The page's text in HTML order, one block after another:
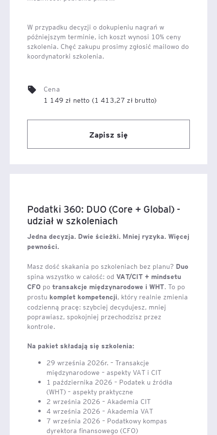
W przypadku decyzji o dokupieniu nagrań w
późniejszym terminie, ich koszt wynosi 10% ceny
szkolenia. Chęć zakupu prosimy zgłosić mailowo do
koordynatorki szkolenia.
Cena
1 149 zł netto (1 413,27 zł brutto)
Zapisz się
Podatki 360: DUO (Core + Global) -
udział w szkoleniach
Jedna decyzja. Dwie ścieżki. Mniej ryzyka. Więcej
pewności.
Masz dość skakania po szkoleniach bez planu? Duo
spina wszystko w całość: od VAT/CIT + mindsetu
CFO po transakcje międzynarodowe i WHT. To po
prostu komplet kompetencji, który realnie zmienia
codzienną pracę: szybciej decydujesz, mniej
poprawiasz, spokojniej przechodzisz przez
kontrole.
Na pakiet składają się szkolenia:
29 września 2026r. – Transakcje
międzynarodowe – aspekty VAT i CIT
1 października 2026 – Podatek u źródła
(WHT) – aspekty praktyczne
2 września 2026 – Akademia CIT
4 września 2026 – Akademia VAT
7 września 2026 – Podatkowy kompas
dyrektora finansowego (CFO)